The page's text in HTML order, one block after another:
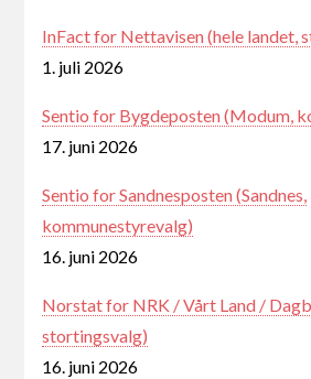
InFact for Nettavisen (hele landet,
1. juli 2026
Sentio for Bygdeposten (Modum,
17. juni 2026
Sentio for Sandnesposten (Sandnes,
kommunestyrevalg)
16. juni 2026
Norstat for NRK / Vårt Land /
stortingsvalg)
16. juni 2026